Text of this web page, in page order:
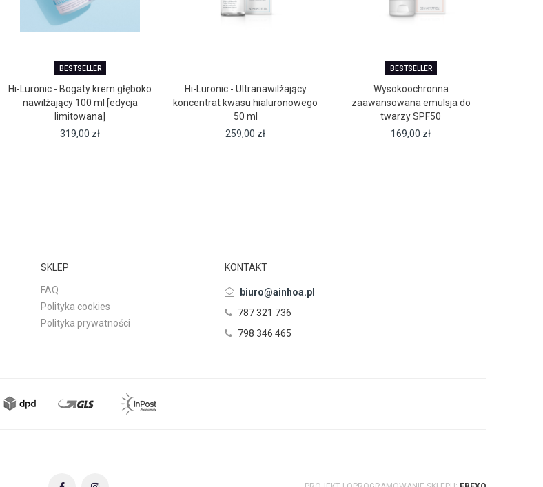
BESTSELLER
Hi-Luronic - Bogaty krem głęboko
nawilżający 100 ml [edycja
limitowana]
319,00 zł
Hi-Luronic - Ultranawilżający
koncentrat kwasu hialuronowego
50 ml
259,00 zł
BESTSELLER
Wysokoochronna
zaawansowana emulsja do
twarzy SPF50
169,00 zł
SKLEP
FAQ
Polityka cookies
Polityka prywatności
KONTAKT
biuro@ainhoa.pl
787 321 736
798 346 465